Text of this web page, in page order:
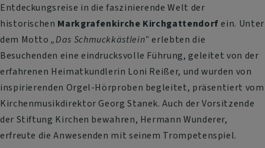
Entdeckungsreise in die faszinierende Welt der
historischen Markgrafenkirche Kirchgattendorfein. Unter
dem Motto„Das Schmuckkästlein“erlebten die
Besuchenden eine eindrucksvolle Führung, geleitet von der
erfahrenen Heimatkundlerin Loni Reißer, und wurden von
inspirierenden Orgel-Hörproben begleitet, präsentiert vom
Kirchenmusikdirektor Georg Stanek. Auch der Vorsitzende
der Stiftung Kirchen bewahren, Hermann Wunderer,
erfreute die Anwesenden mit seinem Trompetenspiel.